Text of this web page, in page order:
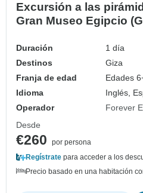
Excursión a las
Gran Museo Egipcio
Duración
1 día
Destinos
Giza
Franja de edad
Edades
Idioma
Inglés,
Operador
Forever
Desde
€260
por persona
Regístrate para acceder a los
Precio basado en una habitación